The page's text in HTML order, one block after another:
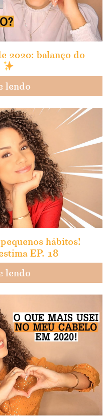
2020: balanço do
lendo
hábitos!
EP. 18
lendo